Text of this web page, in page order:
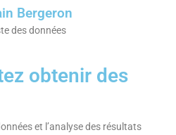
Bergeron
des données
obtenir des
et l’analyse des résultats